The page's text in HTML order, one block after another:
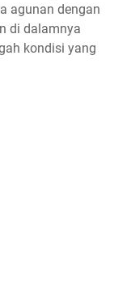
agunan dengan
di dalamnya
kondisi yang